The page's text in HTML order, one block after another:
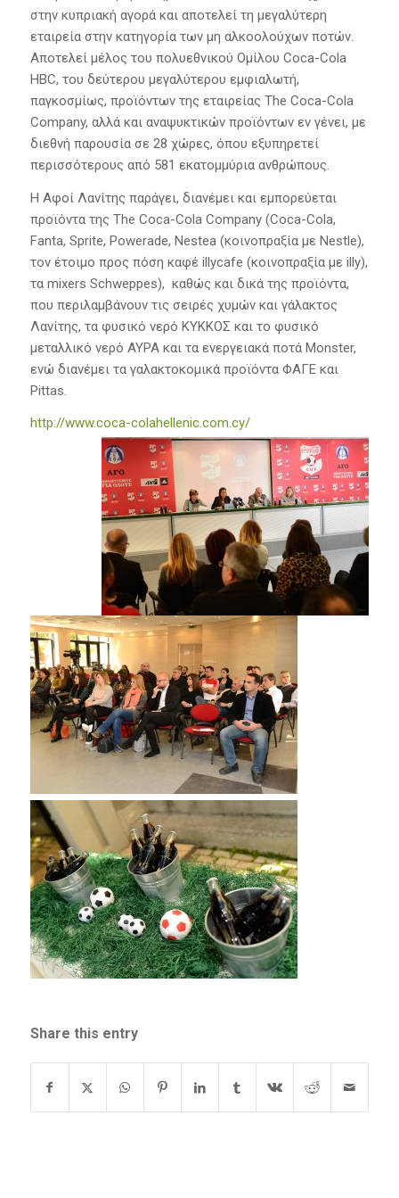
στην κυπριακή αγορά και αποτελεί τη μεγαλύτερη
εταιρεία στην κατηγορία των μη αλκοολούχων ποτών.
Αποτελεί μέλος του πολυεθνικού Ομίλου Coca-Cola
HBC, του δεύτερου μεγαλύτερου εμφιαλωτή,
παγκοσμίως, προϊόντων της εταιρείας The Coca-Cola
Company, αλλά και αναψυκτικών προϊόντων εν γένει, με
διεθνή παρουσία σε 28 χώρες, όπου εξυπηρετεί
περισσότερους από 581 εκατομμύρια ανθρώπους.
Η Αφοί Λανίτης παράγει, διανέμει και εμπορεύεται
προϊόντα της The Coca-Cola Company (Coca-Cola,
Fanta, Sprite, Powerade, Nestea (κοινοπραξία με Nestle),
τον έτοιμο προς πόση καφέ illycafe (κοινοπραξία με illy),
τα mixers Schweppes), καθώς και δικά της προϊόντα,
που περιλαμβάνουν τις σειρές χυμών και γάλακτος
Λανίτης, τα φυσικό νερό ΚΥΚΚΟΣ και το φυσικό
μεταλλικό νερό ΑΥΡΑ και τα ενεργειακά ποτά Monster,
ενώ διανέμει τα γαλακτοκομικά προϊόντα ΦΑΓΕ και
Pittas.
http://www.coca-colahellenic.com.cy/
Share this entry